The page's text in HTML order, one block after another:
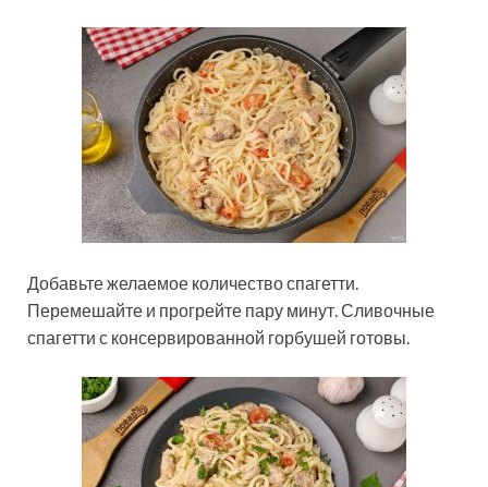
Добавьте желаемое количество спагетти.
Перемешайте и прогрейте пару минут. Сливочные
спагетти с консервированной горбушей готовы.